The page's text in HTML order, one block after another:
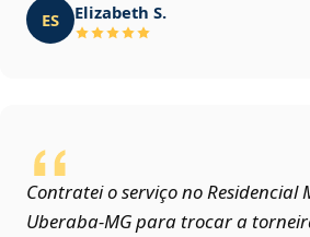
ES Elizabeth S.
Contratei o serviço no Residencial
Uberaba‑MG para trocar a